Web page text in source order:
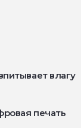
влагу
печать